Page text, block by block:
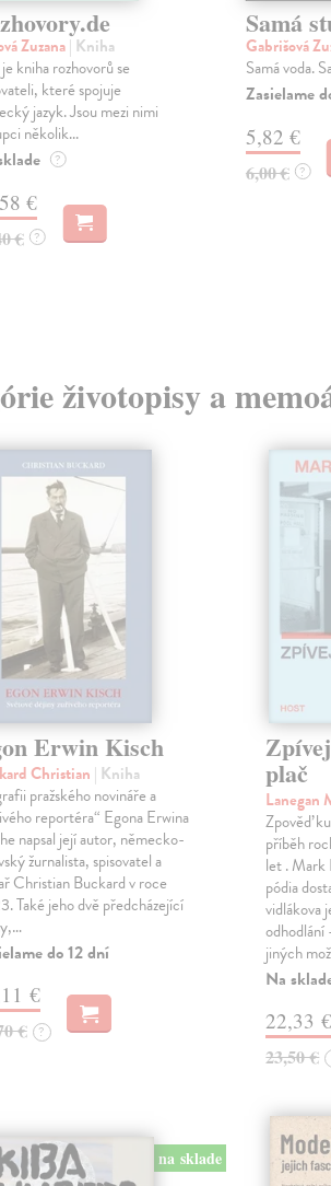
Zuzana| Kniha
kniha rozhovorů se
které spojuje
jazyk. Jsou mezi nimi
několik...
?
€
€ ?
Samá
Gabrišová
Samá voda.
Zasielame
5,82 €
6,00 € ?
životopisy a
Erwin Kisch
Christian | Kniha
pražského novináře a
reportéra“ Egona Erwina
napsal její autor, německo-
žurnalista, spisovatel a
Christian Buckard v roce
Také jeho dvě předcházející
do 12 dní
€
€ ?
plač
Lanegan
Zpověď
příběh
let . Mark
pódia
vidlákova
jiných
Na
22,33 €
23,50 €
na sklade